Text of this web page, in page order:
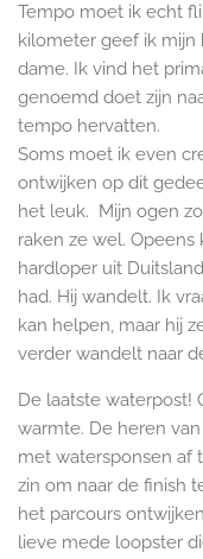
Tempo moet ik echt
kilometer geef ik mijn
dame. Ik vind het
genoemd doet zijn
tempo hervatten.
Soms moet ik even
ontwijken op dit
het leuk. Mijn ogen
raken ze wel.
hardloper uit
had. Hij wandelt. Ik
kan helpen, maar hij
verder wandelt naar
De laatste waterpost!
warmte. De heren
met watersponsen af
zin om naar de finish
het parcours
lieve mede loopster